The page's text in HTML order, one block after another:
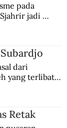
pada
jadi
dari
yang terlibat
Retak